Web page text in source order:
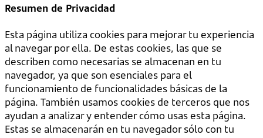
Resumen de Privacidad
Esta página utiliza cookies para mejorar tu experiencia
al navegar por ella. De estas cookies, las que se
describen como necesarias se almacenan en tu
navegador, ya que son esenciales para el
funcionamiento de funcionalidades básicas de la
página. También usamos cookies de terceros que nos
ayudan a analizar y entender cómo usas esta página.
Estas se almacenarán en tu navegador sólo con tu